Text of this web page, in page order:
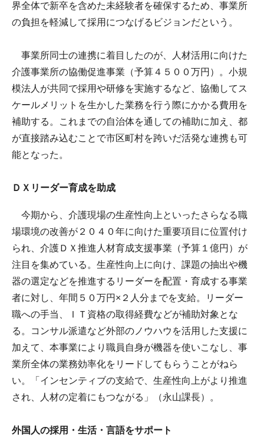
界全体で新卒を含めた未経験者を確保するため、事業所
の負担を軽減して採用につなげるビジョンだという。
事業所同士の連携に着目したのが、人材活用に向けた
介護事業所の協働促進事業（予算４５００万円）。小規
模法人が共同で採用や研修を実施するなど、協働してス
ケールメリットを生かした業務を行う際にかかる費用を
補助する。これまでの自治体を通しての補助に加え、都
が直接踏み込むことで市区町村を跨いだ活発な連携も可
能となった。
ＤＸリーダー育成を助成
今期から、介護現場の生産性向上といったさらなる職
場環境の改善が２０４０年に向けた重要項目に位置付け
られ、介護ＤＸ推進人材育成支援事業（予算１億円）が
注目を集めている。生産性向上に向け、課題の抽出や機
器の選定などを推進するリーダーを配置・育成する事業
者に対し、年間５０万円×２人分までを支給。リーダー
職への手当、ＩＴ資格の取得経費などが補助対象とな
る。コンサル派遣など外部のノウハウを活用した支援に
加えて、本事業により職員自身が機器を使いこなし、事
業所全体の業務効率化をリードしてもらうことがねら
い。「インセンティブの支給で、生産性向上がより推進
され、人材の定着にもつながる」（永山課長）。
外国人の採用・生活・言語をサポート